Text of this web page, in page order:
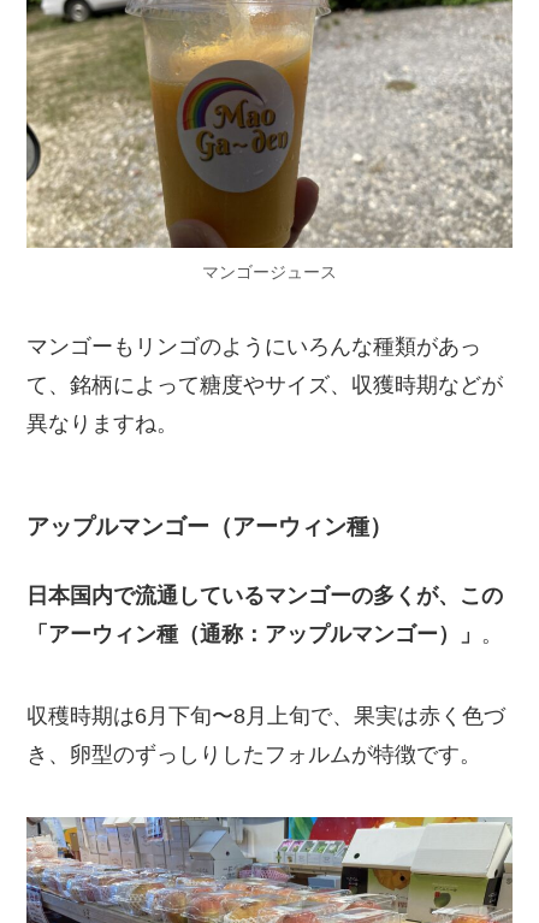
マンゴージュース
マンゴーもリンゴのようにいろんな種類があっ
て、銘柄によって糖度やサイズ、収獲時期などが
異なりますね。
アップルマンゴー（アーウィン種）
日本国内で流通しているマンゴーの多くが、この
「アーウィン種（通称：アップルマンゴー）」 。
収穫時期は6月下旬〜8月上旬で、果実は赤く色づ
き、卵型のずっしりしたフォルムが特徴です。